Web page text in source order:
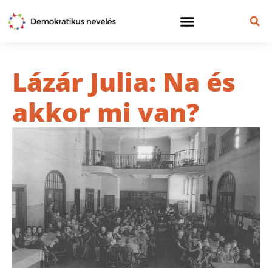
Lázár Julia: Na és
akkor mi van?